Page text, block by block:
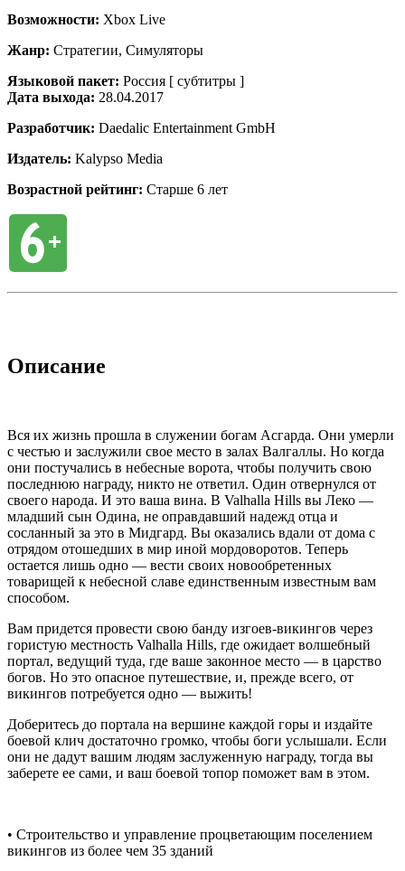
Возможности: Xbox Live
Жанр: Стратегии, Симуляторы
Языковой пакет: Россия [ субтитры ]
Дата выхода: 28.04.2017
Разработчик: Daedalic Entertainment GmbH
Издатель: Kalypso Media
Возрастной рейтинг: Старше 6 лет
Описание
Вся их жизнь прошла в служении богам Асгарда. Они умерли
с честью и заслужили свое место в залах Валгаллы. Но когда
они постучались в небесные ворота, чтобы получить свою
последнюю награду, никто не ответил. Один отвернулся от
своего народа. И это ваша вина. В Valhalla Hills вы Леко —
младший сын Одина, не оправдавший надежд отца и
сосланный за это в Мидгард. Вы оказались вдали от дома с
отрядом отошедших в мир иной мордоворотов. Теперь
остается лишь одно — вести своих новообретенных
товарищей к небесной славе единственным известным вам
способом.
Вам придется провести свою банду изгоев-викингов через
гористую местность Valhalla Hills, где ожидает волшебный
портал, ведущий туда, где ваше законное место — в царство
богов. Но это опасное путешествие, и, прежде всего, от
викингов потребуется одно — выжить!
Доберитесь до портала на вершине каждой горы и издайте
боевой клич достаточно громко, чтобы боги услышали. Если
они не дадут вашим людям заслуженную награду, тогда вы
заберете ее сами, и ваш боевой топор поможет вам в этом.
• Строительство и управление процветающим поселением
викингов из более чем 35 зданий